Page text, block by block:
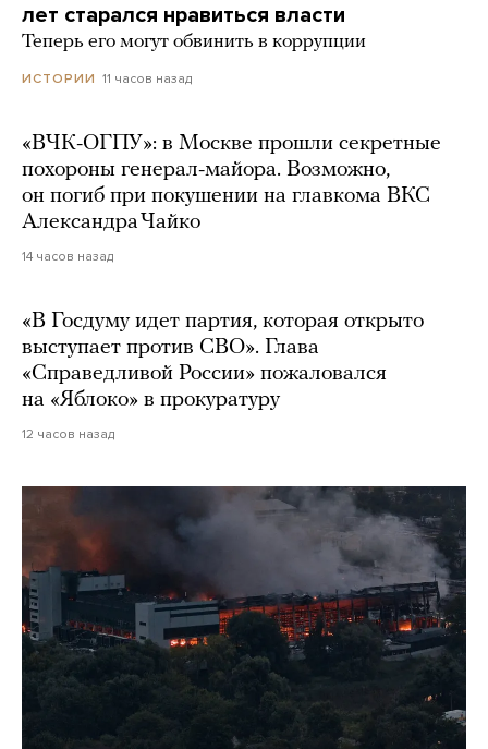
лет старался нравиться власти
Теперь его могут обвинить в коррупции
ИСТОРИИ 11 часов назад
«ВЧК-ОГПУ»: в Москве прошли секретные
похороны генерал-майора. Возможно,
он погиб при покушении на главкома ВКС
Александра Чайко
14 часов назад
«В Госдуму идет партия, которая открыто
выступает против СВО». Глава
«Справедливой России» пожаловался
на «Яблоко» в прокуратуру
12 часов назад